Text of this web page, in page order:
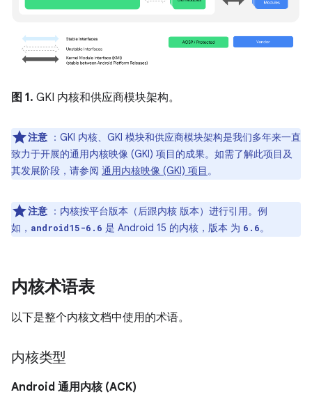
图 1. GKI 内核和供应商模块架构。
注意 ：GKI 内核、GKI 模块和供应商模块架构是我们多年来一直
致力于开展的通用内核映像 (GKI) 项目的成果。如需了解此项目及
其发展阶段，请参阅 通用内核映像 (GKI) 项目。
注意 ：内核按平台版本（后跟内核 版本）进行引用。例
如， android15-6.6 是 Android 15 的内核，版本 为 6.6。
内核术语表
以下是整个内核文档中使用的术语。
内核类型
Android 通用内核 (ACK)